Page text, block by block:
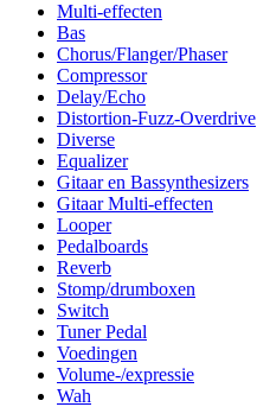
Multi-effecten
Bas
Chorus/Flanger/Phaser
Compressor
Delay/Echo
Distortion-Fuzz-Overdrive
Diverse
Equalizer
Gitaar en Bassynthesizers
Gitaar Multi-effecten
Looper
Pedalboards
Reverb
Stomp/drumboxen
Switch
Tuner Pedal
Voedingen
Volume-/expressie
Wah